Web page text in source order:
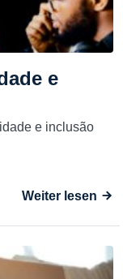
e
e inclusão
Weiter lesen